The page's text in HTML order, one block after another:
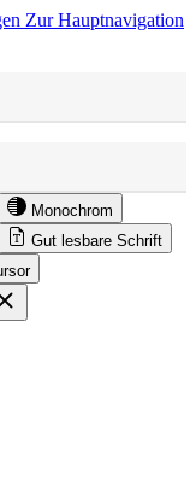
Zur Hauptnavigation
Monochrom
Gut lesbare Schrift